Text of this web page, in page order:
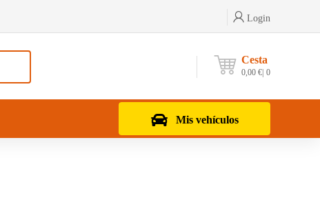
Login
Cesta
0,00 € 0
Mis vehículos